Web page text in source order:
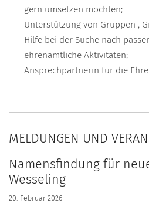
gern umsetzen möchten;
Unterstützung von Gruppen ,
Hilfe bei der Suche nach
ehrenamtliche Aktivitäten;
Ansprechpartnerin für die
MELDUNGEN UND
Namensfindung für
Wesseling
20. Februar 2026